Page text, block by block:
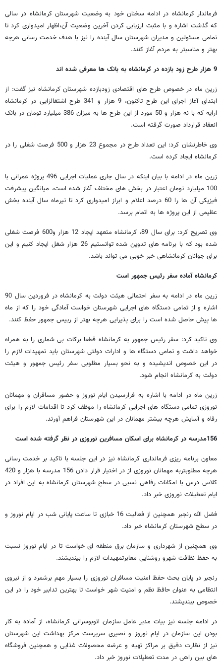
فرماندار کرمانشاه در ادامه سخنان خود به وضعیت شهرستان کرمانشاه در سالی
که گذشت اشاره و با مثبت ارزیابی کردن آخرین وضعیت آن،اظهار امیدواری کرد تا
تمامی مسئولین و مدیران شهرستان سال آینده را نیز با هدف خدمت رسانی هرچه
بهتر و مناسبتر به مردم آغاز کنند.
9 هزار طرح زود بازده در کرمانشاه به بانک ها معرفی شده اند
زرین ماه در خصوص طرح های اقتصادی زودبازده شهرستان کرمانشاه نیز گفت: از
ابتدای آغاز اجرای این طرح تاکنون، 9 هزار و 341 طرح اشتغالزایی در کرمانشاه
ارایه که با نه هزار و 50 مورد از این طرح ها به میزان 386 میلیارد تومان در بانک
انعقاد قرارداد صورت گرفته است.
وی خاطرنشان کرد: این تعداد طرح در مجموع 23 هزار و 500 فرصت شغلی را در
کرمانشاه ایجاد کرده است.
زرین ماه در ادامه با بیان اینکه در سال جاری عملیات اجرایی 496 پروژه عمرانی با
100 میلیارد تومان اعتبار در بخش های مختلف آغاز شده است، میانگین پیشرفت
فیزیکی آن ها را 60 درصد اعلام و ابراز امیدواری کرد تا تیرماه سال آینده بخش
عظیمی از این پروژه ها به اتمام برسد.
وی تصریح کرد: برای سال 89، کرمانشاه متعهد ایجاد 12 هزار و600 فرصت شغلی
شده بود که با برنامه های تدوین شده توانستیم 26 هزار شغل ایجاد کنیم و این
برای جوانان کرمانشاهی خبر خوبی می تواند باشد.
کرمانشاه آماده سفر رئیس جمهور است
زرین ماه در ادامه به سفر احتمالی هیئت دولت به کرمانشاه در فروردین سال 90
اشاره و از تمامی دستگاه های اجرایی شهرستان خواست آمادگی خود را که از ماه
ها پیش حاصل شده است را برای پذیرایی هرچه بهتر از رییس جمهور حفظ کنند.
وی تاکید کرد: سفر رئیس جمهور به کرمانشاه قطعا برکات بی شماری را به همراه
خواهد داشت و تمامی دستگاه ها و ادارات دولتی شهرستان باید تمهیدات لازم را
در این خصوص اندیشیده و به نحو بسیار مطلوبی سفر رئیس جمهور و هیئت
دولت به کرمانشاه انجام شود.
زرین ماه در ادامه با اشاره به فرارسیدن ایام نوروز و حضور مسافران و مهمانان
نوروزی تمامی دستگاه های اجرایی کرمانشاه را موظف کرد تا اقدامات لازم را برای
رفاه و آسایش هرچه بیشتر مهمانان در این شهرستان فراهم آورند.
156مدرسه در کرمانشاه برای اسکان مسافرین نوروزی در نظر گرفته شده است
معاون برنامه ریزی فرمانداری کرمانشاه نیز در این جلسه با تاکید بر خدمت رسانی
هرچه مطلوبتربه مهمانان نوروزی از در اختیار قرار دادن 156 مدرسه با هزار و 420
کلاس درس با امکانات رفاهی نسبی در سطح شهرستان کرمانشاه به این افراد در
ایام تعطیلات نوروزی خبر داد.
فضل الله رنجبر همچنین از فعالیت 16 خبازی تا ساعت پایانی شب در ایام نوروز و
در سطح شهرستان کرمانشاه خبر داد.
وی همچنین از شهرداری و سازمان برق منطقه ای خواست تا در ایام نوروز نسبت
به حفظ نظافت شهرو روشنایی معابرتمهیدات لازم را بیندیشند.
رنجبر در پایان بحث حفظ امنیت مسافران نوروزی را بسیار مهم برشمرد و از نیروی
انتظامی به عنوان حافظ نظم و امنیت شهر خواست تا بهترین تدابیر خود را در این
خصوص بیندیشند.
در ادامه جلسه نیز بیات مدیر عامل سازمان اتوبوسرانی کرمانشاه، از آماده به کار
بودن این سازمان در ایام نوروز و نصیری سرپرست مرکز بهداشت این شهرستان
نیز از نظارت دقیق بر مراکز تهیه و عرضه محصولات غذایی و همچنین فروشگاه
های بین راهی در مدت تعطیلات نوروز خبر داد.